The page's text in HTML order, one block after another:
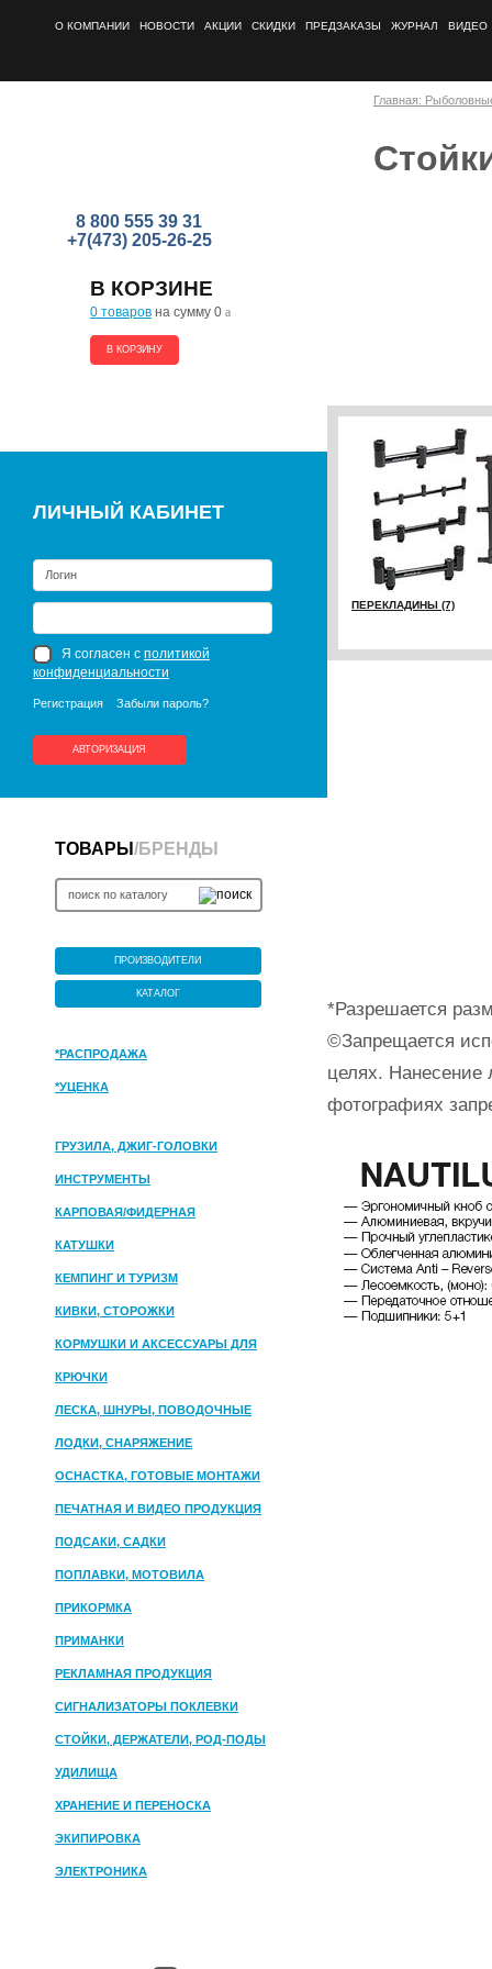
О КОМПАНИИ НОВОСТИ АКЦИИ СКИДКИ ПРЕДЗАКАЗЫ ЖУРНАЛ ВИДЕО
8 800 555 39 31
+7(473) 205-26-25
В КОРЗИНЕ
0 товаров на сумму 0 a
В КОРЗИНУ
ЛИЧНЫЙ КАБИНЕТ
Я согласен с политикой
конфиденциальности
Регистрация Забыли пароль?
АВТОРИЗАЦИЯ
ТОВАРЫ /БРЕНДЫ
ПРОИЗВОДИТЕЛИ
КАТАЛОГ
*РАСПРОДАЖА
*УЦЕНКА
ГРУЗИЛА, ДЖИГ-ГОЛОВКИ
ИНСТРУМЕНТЫ
КАРПОВАЯ/ФИДЕРНАЯ
КАТУШКИ
КЕМПИНГ И ТУРИЗМ
КИВКИ, СТОРОЖКИ
КОРМУШКИ И АКСЕССУАРЫ ДЛЯ
ПРИКОРМКИ
КРЮЧКИ
ЛЕСКА, ШНУРЫ, ПОВОДОЧНЫЕ
МАТЕРИАЛЫ
ЛОДКИ, СНАРЯЖЕНИЕ
ОСНАСТКА, ГОТОВЫЕ МОНТАЖИ
ПЕЧАТНАЯ И ВИДЕО ПРОДУКЦИЯ
ПОДСАКИ, САДКИ
ПОПЛАВКИ, МОТОВИЛА
ПРИКОРМКА
ПРИМАНКИ
РЕКЛАМНАЯ ПРОДУКЦИЯ
СИГНАЛИЗАТОРЫ ПОКЛЕВКИ
СТОЙКИ, ДЕРЖАТЕЛИ, РОД-ПОДЫ
УДИЛИЩА
ХРАНЕНИЕ И ПЕРЕНОСКА
ЭКИПИРОВКА
ЭЛЕКТРОНИКА
Главная:
ПЕРЕКЛАДИНЫ (7)
*Разрешается
©Запрещается
целях. Нанесение
фотографиях